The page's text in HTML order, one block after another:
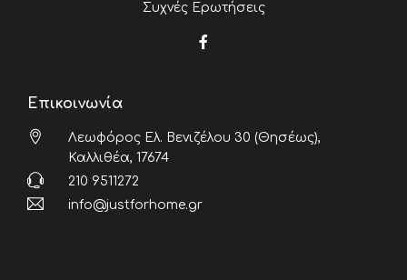
Συχνές Ερωτήσεις
Επικοινωνία
Λεωφόρος Ελ. Βενιζέλου 30 (Θησέως),
Καλλιθέα, 17674
210 9511272
info@justforhome.gr